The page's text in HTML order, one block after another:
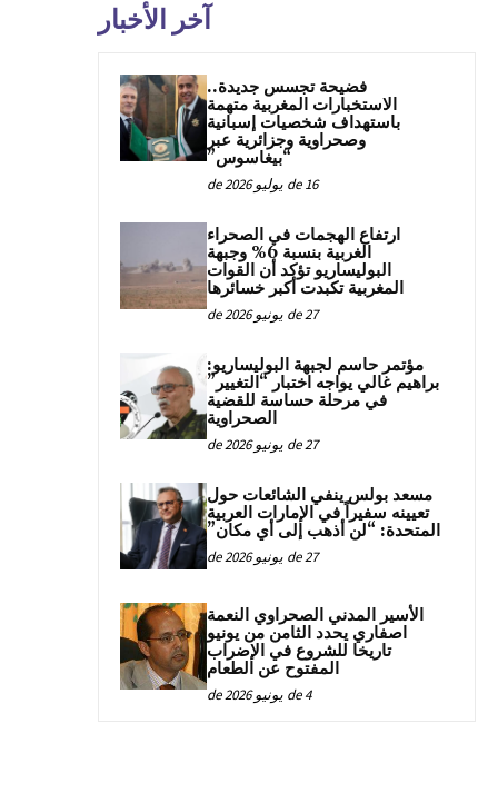
آخر الأخبار
فضيحة تجسس جديدة..
الاستخبارات المغربية متهمة
باستهداف شخصيات إسبانية
وصحراوية وجزائرية عبر
“بيغاسوس”
16 de يوليو de 2026
ارتفاع الهجمات في الصحراء
الغربية بنسبة 6% وجبهة
البوليساريو تؤكد أن القوات
المغربية تكبدت أكبر خسائرها
27 de يونيو de 2026
مؤتمر حاسم لجبهة البوليساريو:
براهيم غالي يواجه اختبار “التغيير”
في مرحلة حساسة للقضية
الصحراوية
27 de يونيو de 2026
مسعد بولس ينفي الشائعات حول
تعيينه سفيراً في الإمارات العربية
المتحدة: “لن أذهب إلى أي مكان”
27 de يونيو de 2026
الأسير المدني الصحراوي النعمة
اصفاري يحدد الثامن من يونيو
تاريخا للشروع في الإضراب
المفتوح عن الطعام
4 de يونيو de 2026